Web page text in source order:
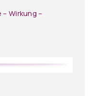
Wirkung –